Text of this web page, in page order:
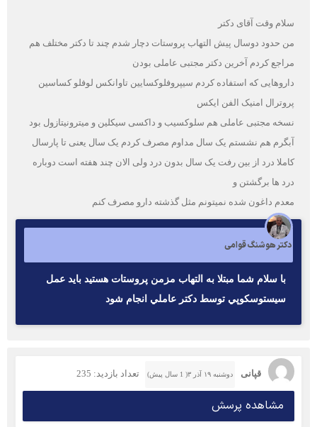
سلام وقت آقای دکتر
من حدود دوسال پیش التهاب پروستات دچار شدم چند تا دکتر مختلف هم
مراجع کردم آخرین دکتر مجتبی عاملی بودن
داروهایی که استفاده کردم سیپروفلوکسایین تاوانکس لوفلو کساسین
پروترال امنیک الفن ایکس
نسخه مجتبی عاملی هم سلوکسیب و داکسی سیکلین و میترونیتازول بود
آبگرم هم نشستم یک سال مداوم مصرف کردم یک سال یعنی تا پارسال
کاملا درد از بین رفت یک سال بدون درد ولی الان چند هفته است دوباره
درد ها برگشتن و
معدم داغون شده نمیتونم مثل گذشته دارو مصرف کنم
دکتر هوشنگ قوامی
با سلام شما مبتلا به التهاب مزمن پروستات هستيد بايد عمل
سيستوسكوپي توسط دكتر عاملي انجام شود
قپانی دوشنبه ۱۹ آذر ۳( 1 سال پیش) تعداد بازدید: 235
مشاهده پرسش